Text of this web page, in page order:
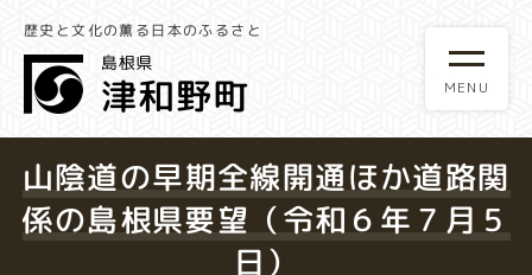
歴史と文化の薫る日本のふるさと
山陰道の早期全線開通ほか道路関
係の島根県要望（令和６年７月５
日）